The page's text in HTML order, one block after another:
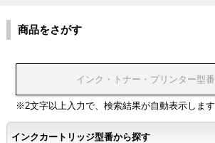
商品をさがす
※2文字以上入力で、検索結果が自動表示します
インクカートリッジ型番から探す